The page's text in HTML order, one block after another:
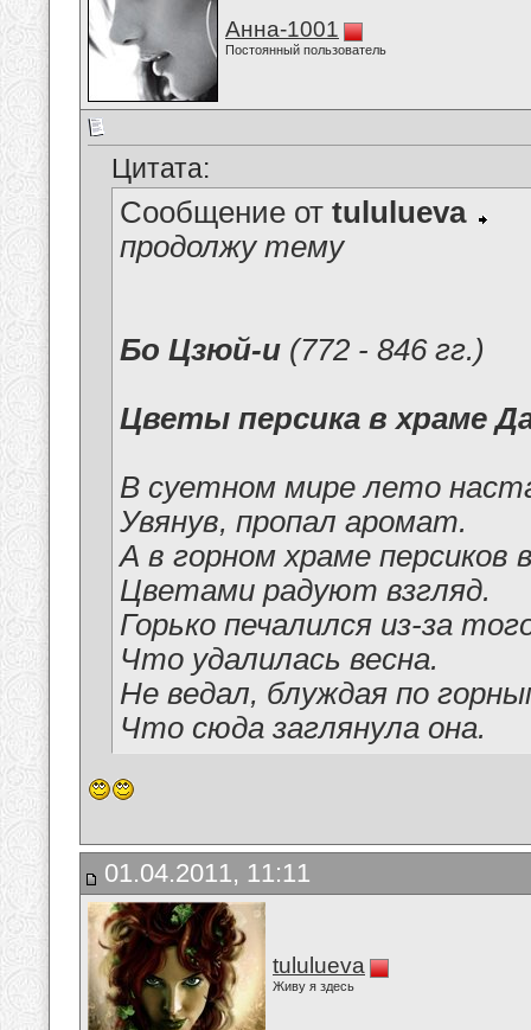
Анна-1001
Постоянный пользователь
Цитата:
Сообщение от tululueva
продолжу тему
Бо Цзюй-и (772 - 846 гг.)
Цветы персика в храме
В суетном мире лето
Увянув, пропал аромат.
А в горном храме персиков
Цветами радуют взгляд.
Горько печалился из-за
Что удалилась весна.
Не ведал, блуждая по
Что сюда заглянула она.
01.04.2011, 11:11
tululueva
Живу я здесь